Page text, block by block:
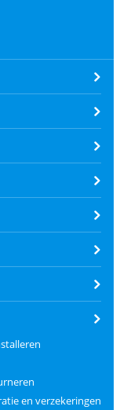
en verzekeringen